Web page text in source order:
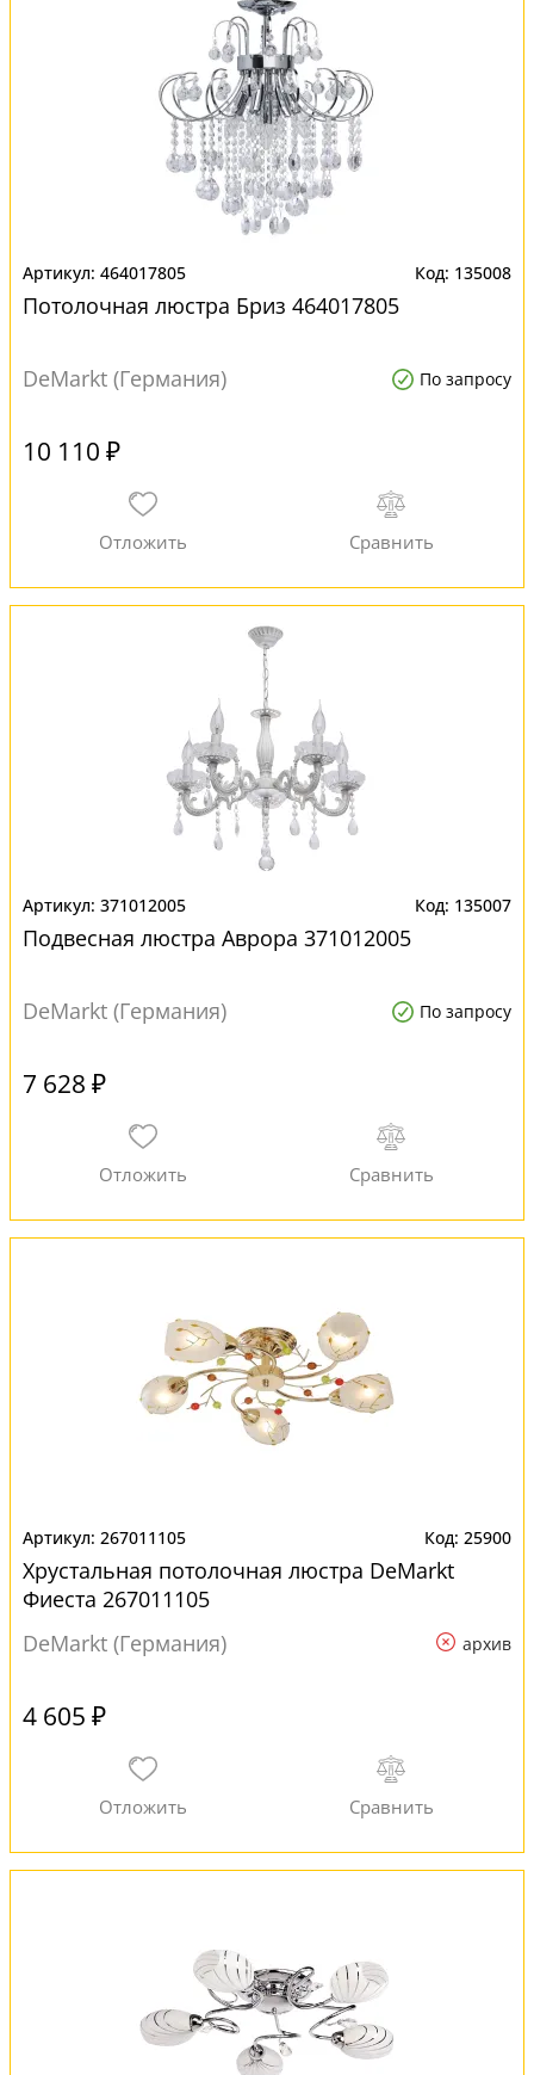
464017805 135008
Потолочная люстра Бриз 464017805
DeMarkt (Германия) По запросу
10 110 ₽
371012005 135007
Подвесная люстра Аврора 371012005
DeMarkt (Германия) По запросу
7 628 ₽
267011105 25900
Хрустальная потолочная люстра DeMarkt
Фиеста 267011105
DeMarkt (Германия)
архив
4 605 ₽